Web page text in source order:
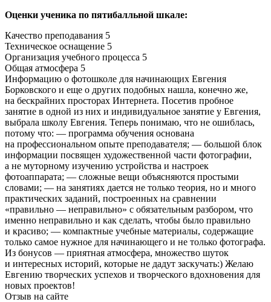
Оценки ученика по пятибалльной шкале:
Качество преподавания 5
Техническое оснащение 5
Организация учебного процесса 5
Общая атмосфера 5
Информацию о фотошколе для начинающих Евгения
Борковского и еще о других подобных нашла, конечно же,
на бескрайних просторах Интернета. Посетив пробное
занятие в одной из них и индивидуальное занятие у Евгения,
выбрала школу Евгения. Теперь понимаю, что не ошиблась,
потому что: — программа обучения основана
на профессиональном опыте преподавателя; — большой блок
информации посвящен художественной части фотографии,
а не муторному изучению устройства и настроек
фотоаппарата; — сложные вещи объясняются простыми
словами; — на занятиях дается не только теория, но и много
практических заданий, построенных на сравнении
«правильно — неправильно» с обязательным разбором, что
именно неправильно и как сделать, чтобы было правильно
и красиво; — компактные учебные материалы, содержащие
только самое нужное для начинающего и не только фотографа.
Из бонусов — приятная атмосфера, множество шуток
и интересных историй, которые не дадут заскучать:) Желаю
Евгению творческих успехов и творческого вдохновения для
новых проектов!
Отзыв на сайте